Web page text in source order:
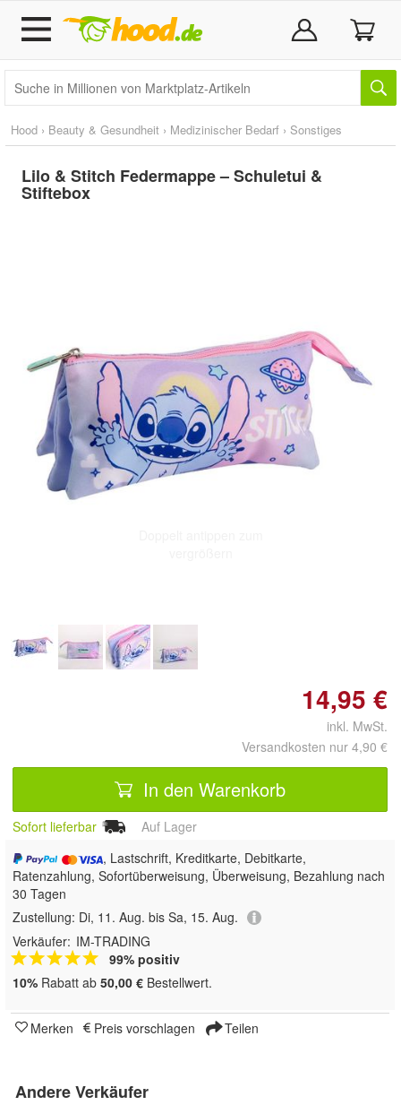
Hood › Beauty & Gesundheit › Medizinischer Bedarf › Sonstiges
Lilo & Stitch Federmappe – Schuletui &
Stiftebox
14,95 €
inkl. MwSt.
Versandkosten nur 4,90 €
In den Warenkorb
Sofort lieferbar
Auf Lager
, Lastschrift, Kreditkarte, Debitkarte,
Ratenzahlung, Sofortüberweisung, Überweisung, Bezahlung nach
30 Tagen
Zustellung: Di, 11. Aug. bis Sa, 15. Aug.
Verkäufer: IM-TRADING
99% positiv
10% Rabatt ab 50,00 € Bestellwert.
Merken Preis vorschlagen Teilen
Andere Verkäufer